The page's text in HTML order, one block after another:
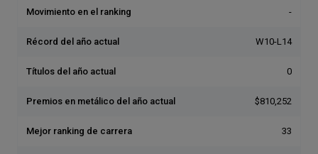
Movimiento en el ranking -
Récord del año actual W10-L14
Títulos del año actual 0
Premios en metálico del año actual $810,252
Mejor ranking de carrera 33